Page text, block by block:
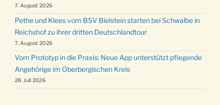
7. August 2026
Pethe und Klees vom BSV Bielstein starten bei Schwalbe in
Reichshof zu ihrer dritten Deutschlandtour
7. August 2026
Vom Prototyp in die Praxis: Neue App unterstützt pflegende
Angehörige im Oberbergischen Kreis
28. Juli 2026